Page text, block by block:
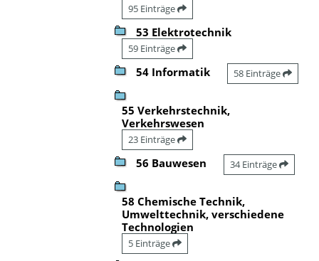
95 Einträge
53 Elektrotechnik
59 Einträge
54 Informatik 58 Einträge
55 Verkehrstechnik,
Verkehrswesen
23 Einträge
56 Bauwesen 34 Einträge
58 Chemische Technik,
Umwelttechnik, verschiedene
Technologien
5 Einträge